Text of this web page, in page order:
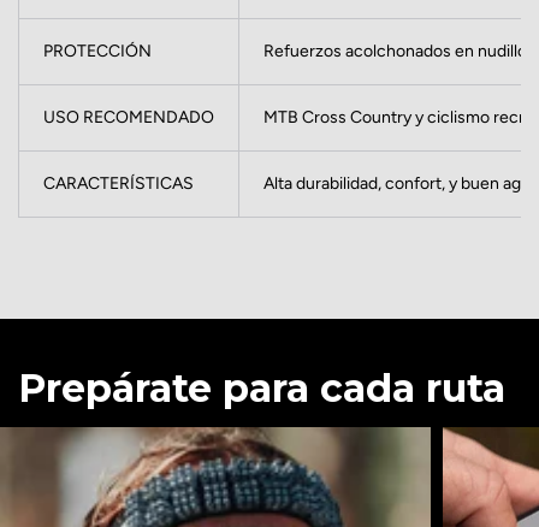
PROTECCIÓN Refuerzos acolchonados en nudillos
USO RECOMENDADO MTB Cross Country y ciclismo
CARACTERÍSTICAS Alta durabilidad, confort, y buen
Prepárate para cada ruta